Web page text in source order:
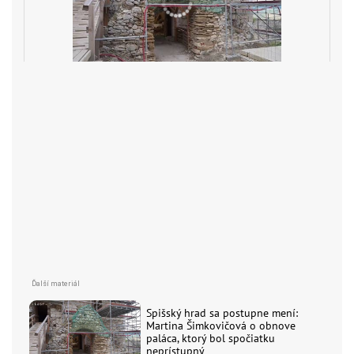
Spišský hrad sa postupne mení:
Martina Šimkovičová o obnove
paláca, ktorý bol spočiatku
neprístupný